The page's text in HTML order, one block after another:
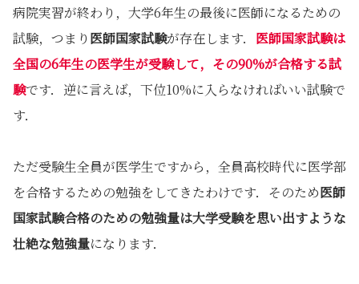
病院実習が終わり，大学6年生の最後に医師になるための
試験，つまり 医師国家試験が存在します． 医師国家試験は
全国の6年生の医学生が受験して，その90%が合格する試
験です．逆に言えば，下位10%に入らなければいい試験で
す．
ただ受験生全員が医学生ですから，全員高校時代に医学部
を合格するための勉強をしてきたわけです．そのため医師
国家試験合格のための勉強量は大学受験を思い出すような
壮絶な勉強量になります．